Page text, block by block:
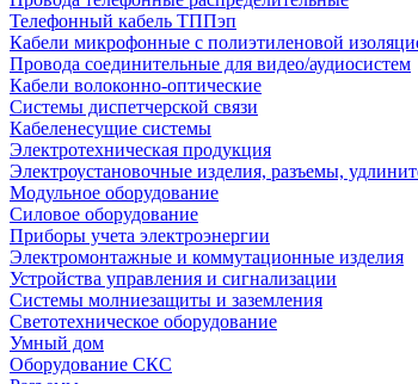
Телефонный кабель ТППэп
Кабели микрофонные с полиэтиленовой
Провода соединительные для видео/аудиосистем
Кабели волоконно-оптические
Системы диспетчерской связи
Кабеленесущие системы
Электротехническая продукция
Электроустановочные изделия, разъемы,
Модульное оборудование
Силовое оборудование
Приборы учета электроэнергии
Электромонтажные и коммутационные изделия
Устройства управления и сигнализации
Системы молниезащиты и заземления
Светотехническое оборудование
Умный дом
Оборудование СКС